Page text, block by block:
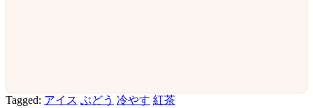
Tagged: アイス ぶどう 冷やす 紅茶